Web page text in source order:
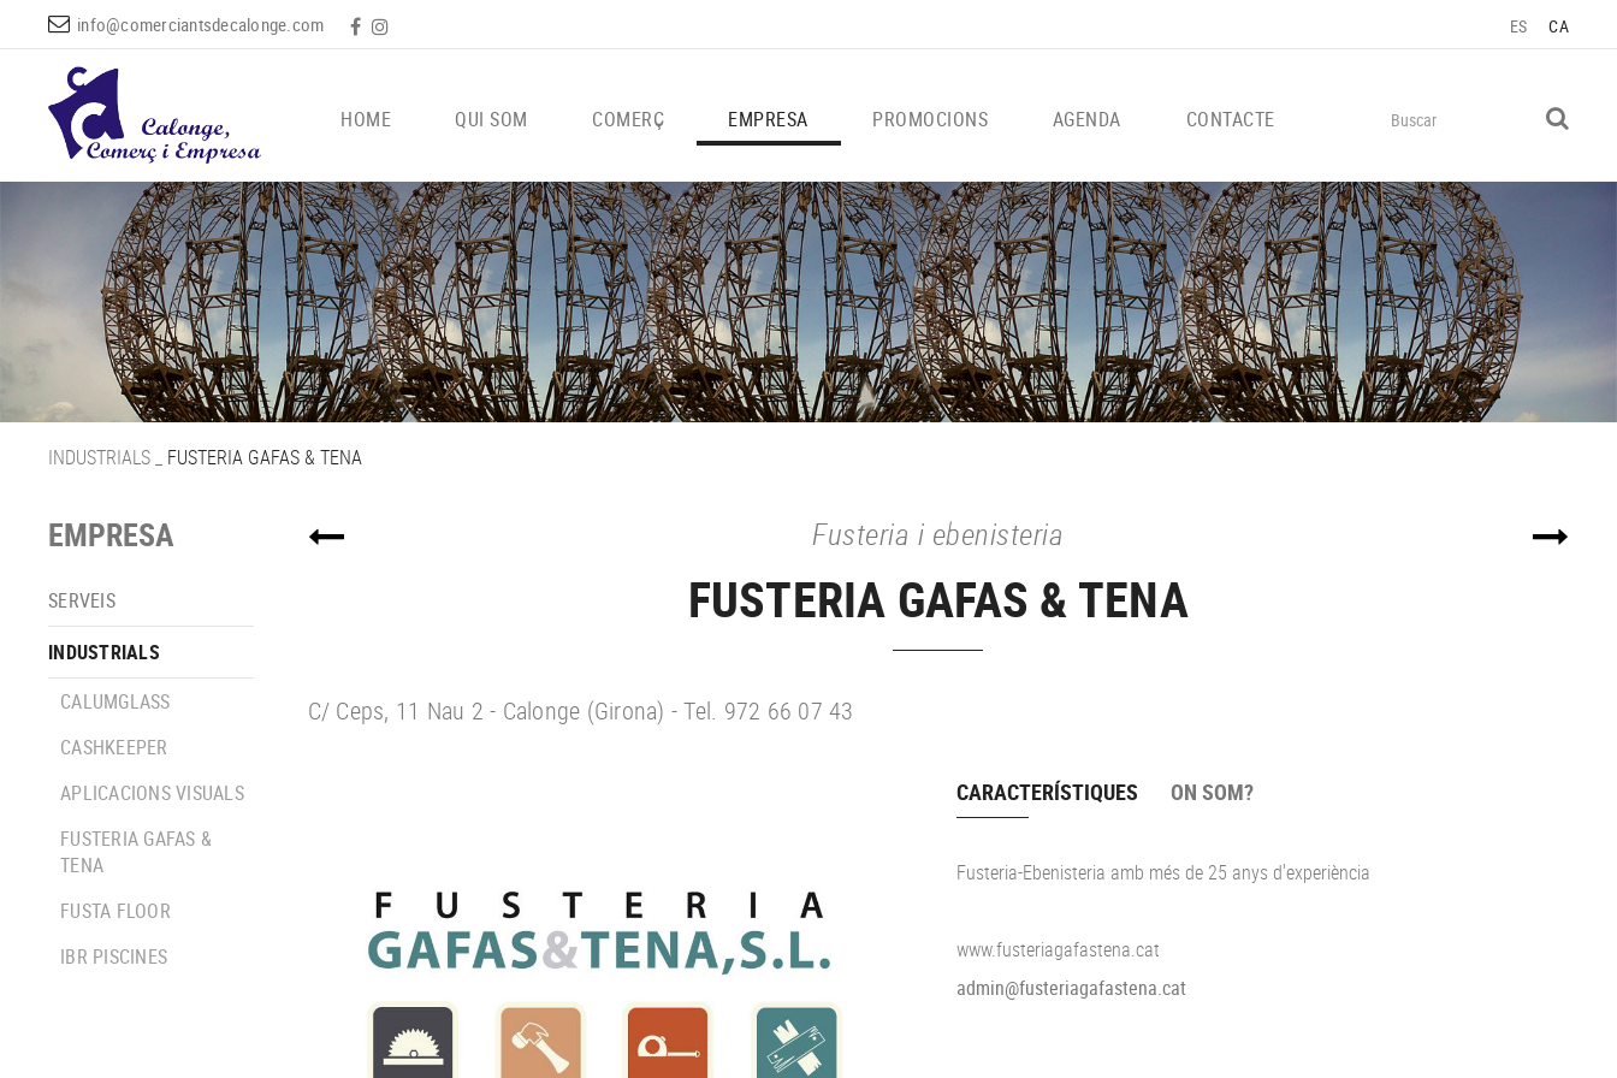
info@comerciantsdecalonge.com ES CA
HOME QUI SOM COMERÇ EMPRESA PROMOCIONS AGENDA CONTACTE
INDUSTRIALS FUSTERIA GAFAS & TENA
EMPRESA
SERVEIS
INDUSTRIALS
CALUMGLASS
CASHKEEPER
APLICACIONS VISUALS
FUSTERIA GAFAS &
TENA
FUSTA FLOOR
IBR PISCINES
Fusteria i ebenisteria
FUSTERIA GAFAS & TENA
C/ Ceps, 11 Nau 2 - Calonge (Girona) - Tel. 972 66 07 43
CARACTERÍSTIQUES ON SOM?
Fusteria-Ebenisteria amb més de 25 anys d'experiència
www.fusteriagafastena.cat
admin@fusteriagafastena.cat